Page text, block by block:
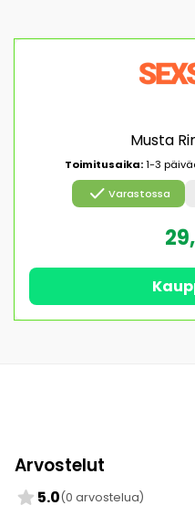
Musta
Toimitusaika:1-3
check Varastossa
Arvostelut
star 5.0(0 arvostelua)